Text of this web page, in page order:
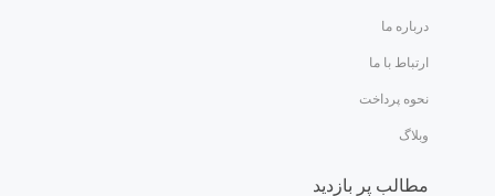
درباره ما
ارتباط با ما
نحوه پرداخت
وبلاگ
مطالب پر بازدید